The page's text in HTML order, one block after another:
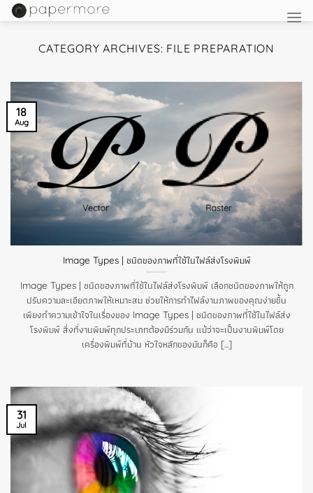
Skip
to
CATEGORY ARCHIVES: FILE PREPARATION
Image Types | ชนิดของภาพที่ใช้ในไฟล์ส่งโรงพิมพ์
Image Types | ชนิดของภาพที่ใช้ในไฟล์ส่งโรงพิมพ์ เลือกชนิดของภาพให้ถูก
ปรับความละเอียดภาพให้เหมาะสม ช่วยให้การทำไฟล์งานภาพของคุณง่ายขึ้น
เพียงทำความเข้าใจในเรื่องของ Image Types | ชนิดของภาพที่ใช้ในไฟล์ส่ง
โรงพิมพ์ สิ่งที่งานพิมพ์ทุกประเภทต้องมีร่วมกัน แม้ว่าจะเป็นงานพิมพ์โดย
เครื่องพิมพ์ที่บ้าน หัวใจหลักของมันก็คือ [...]
18
Aug
31
Jul